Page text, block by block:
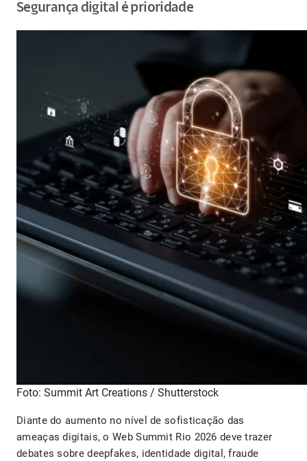
Segurança digital é prioridade
Foto: Summit Art Creations / Shutterstock
Diante do aumento no nível de sofisticação das
ameaças digitais, o Web Summit Rio 2026 deve trazer
debates sobre deepfakes, identidade digital, fraude